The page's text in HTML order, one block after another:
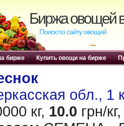
Биржа овощей
Поиск по сайту овощей
---
бирже | Купить овощи на бирже |
обл., 1
кг, 10.0 грн/кг,